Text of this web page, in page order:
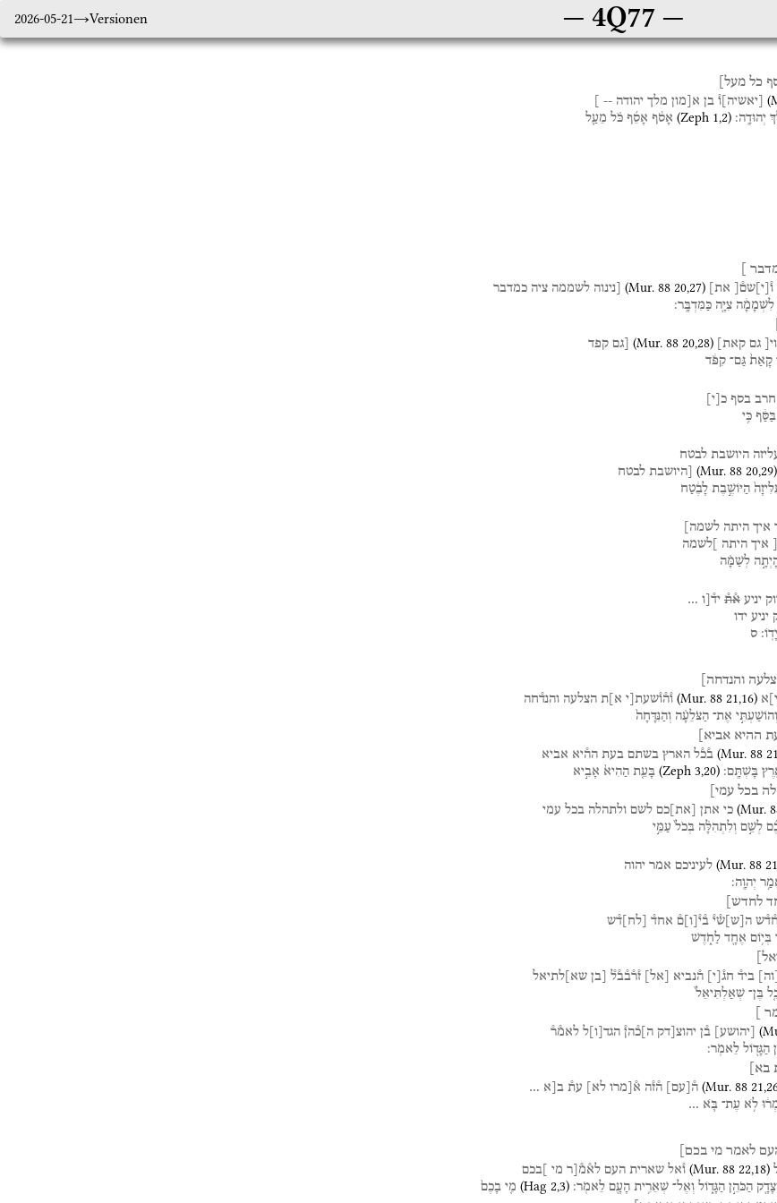
2026-05-21 Versionen 4Q77
כל מעל]
( יאשיה ו֯ בן א[מון מלך יהודה --
יְהוּדָֽה׃ (Zeph 1,2) אָסֹ֨ף אָסֵ֜ף כֹּ֗ל מֵעַ֛ל
ו֯ י שם֯[ את] (Mur. 88 20,27) [נינוה לשממה ציה כמדבר
לִשְׁמָמָ֔ה צִיָּ֖ה כַּמִּדְבָּֽר׃
גם קאת] (Mur. 88 20,28) [גם קפד
קָאַת֙ גַּם־ קִפֹּ֔ד
חרב בסף כ י
בַּסַּ֔ף כִּ֥י
היושבת לבטח
(Mur. 88 20,29) [היושבת לבטח
הַיּוֹשֶׁ֣בֶת לָבֶ֔טַח
איך היתה לשמה]
איך היתה ]לשמה
לְשַׁמָּ֗ה
יניע א֯ת֯ יד֯[ו …
יניע ידו
יָדֽוֹ׃ ס
והנדחה]
י א (Mur. 88 21,16) ו֯ה֯ו֯שעת[י א]ת הצלעה והנד֯חה
וְהוֹשַׁעְתִּ֣י אֶת־ הַצֹּלֵעָ֗ה וְהַנִּדָּחָה֙
ההיא אביא]
(Mur. 88 21 ב֯כ֯ל הארץ בשתם בעת הה֯יא אביא
בָּשְׁתָּֽם׃ (Zeph 3,20) בָּעֵ֤ת הַהִיא֙ אָבִ֣יא
בכל עמי]
(Mur. כי אתן את כם לשם ולתהלה בכל עמי
לְשֵׁ֣ם וְלִתְהִלָּ֗ה בְּכֹל֙ עַמֵּ֣י
(Mur. 88 21 לעיניכם אמר יהוה
יְהוָֽה׃
לחדש]
ה ש ש֯י֯ ב֯י֯ ו ם֯ אחד֯ לח ד֯ש
בְּי֥וֹם אֶחָ֖ד לַחֹ֑דֶשׁ
וה ביד֯ חג֯ י ה֯נביא אל ז֯ר֯ב֯ב֯ל֯ [בן שא]לתיאל
בֶּן־ שְׁאַלְתִּיאֵל֙
( יהושע ב֯ן יהוצ[דק ה]כ֯הן֯ הגד ו ל לאמ֯ר֯
הַגָּד֖וֹל לֵאמֹֽר׃
בא]
(Mur. 88 21, ה֯ עם ה֯ז֯ה א֯[מרו לא] עת֯ ב[א …
לֹ֥א עֶת־ בֹּ֛א …
לאמר מי בכם]
(Mur. 88 22,18) ו֯אל שארית העם לא֯מ֯[ר מי ]בכם
הַכֹּהֵ֣ן הַגָּד֑וֹל וְאֶל־ שְׁאֵרִ֥ית הָעָ֖ם לֵאמֹֽר׃ (Hag 2,3) מִ֤י בָכֶם֙